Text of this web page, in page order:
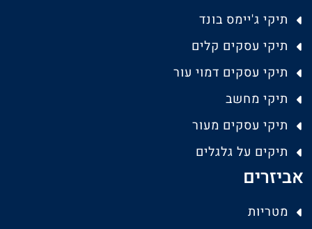
תיקי ג'יימס בונד
תיקי עסקים קלים
תיקי עסקים דמוי עור
תיקי מחשב
תיקי עסקים מעור
תיקים על גלגלים
אביזרים
מטריות